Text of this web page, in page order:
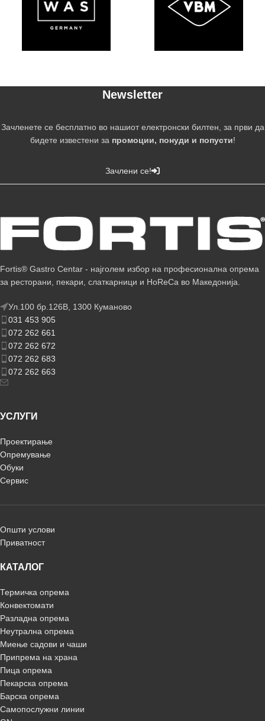
Newsletter
Зачленете се бесплатно во нашиот електронски билтен, за први да
бидете известени за промоции, понуди и попусти!
Зачлени се!
Fortis® Gastro Centar - најголем избор на професионална опрема
за ресторани, пекари, слаткарници и HoReCa во Македонија.
Ул.100 бр.126В, 1300 Куманово
031 453 905
072 262 661
072 262 672
072 262 683
072 262 663
УСЛУГИ
Проектирање
Опремување
Обуки
Сервис
Општи услови
Приватност
КАТАЛОГ
Термичка опрема
Конвектомати
Разладна опрема
Неутрална опрема
Миење садови и чаши
Припрема на храна
Пица опрема
Пекарска опрема
Барска опрема
Самопослужни линии